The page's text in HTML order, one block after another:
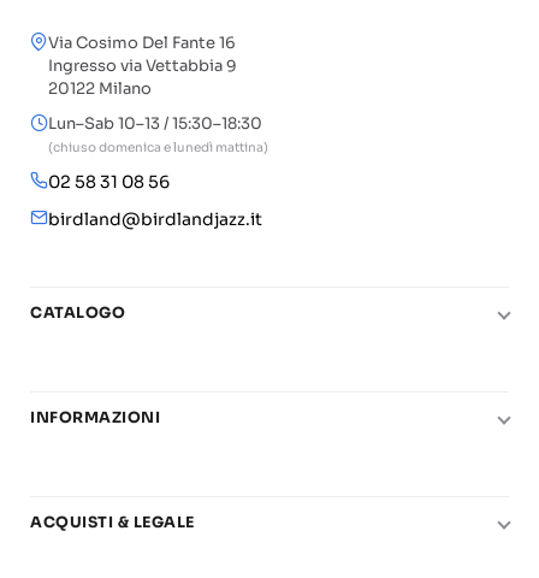
Via Cosimo Del Fante 16
Ingresso via Vettabbia 9
20122 Milano
Lun–Sab 10–13 / 15:30–18:30
(chiuso domenica e lunedì mattina)
02 58 31 08 56
birdland@birdlandjazz.it
CATALOGO
Chitarra
Basi play-along
INFORMAZIONI
Carta del Docente
ACQUISTI & LEGALE